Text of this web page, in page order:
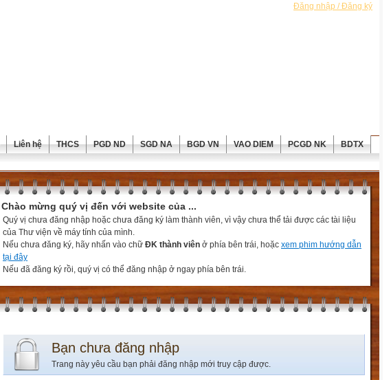
Đăng nhập / Đăng ký
Liên hệ THCS PGD ND SGD NA BGD VN VAO DIEM PCGD NK
BDTX
Chào mừng quý vị đến với website của ...
Quý vị chưa đăng nhập hoặc chưa đăng ký làm thành viên, vì vậy chưa thể tải được các tài liệu
của Thư viện về máy tính của mình.
Nếu chưa đăng ký, hãy nhấn vào chữ ĐK thành viên ở phía bên trái, hoặc xem phim hướng dẫn
tại đây
Nếu đã đăng ký rồi, quý vị có thể đăng nhập ở ngay phía bên trái.
Bạn chưa đăng nhập
Trang này yêu cầu bạn phải đăng nhập mới truy cập được.